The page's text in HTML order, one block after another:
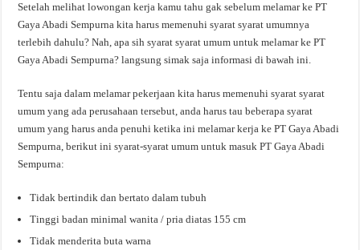
Setelah melihat lowongan kerja kamu tahu gak sebelum melamar ke PT
Gaya Abadi Sempurna kita harus memenuhi syarat syarat umumnya
terlebih dahulu? Nah, apa sih syarat syarat umum untuk melamar ke PT
Gaya Abadi Sempurna? langsung simak saja informasi di bawah ini.
Tentu saja dalam melamar pekerjaan kita harus memenuhi syarat syarat
umum yang ada perusahaan tersebut, anda harus tau beberapa syarat
umum yang harus anda penuhi ketika ini melamar kerja ke PT Gaya Abadi
Sempurna, berikut ini syarat-syarat umum untuk masuk PT Gaya Abadi
Sempurna:
Tidak bertindik dan bertato dalam tubuh
Tinggi badan minimal wanita / pria diatas 155 cm
Tidak menderita buta warna